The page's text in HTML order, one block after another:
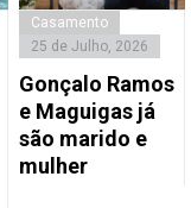
Casamento
25 de Julho, 2026
Gonçalo Ramos
e Maguigas já
são marido e
mulher